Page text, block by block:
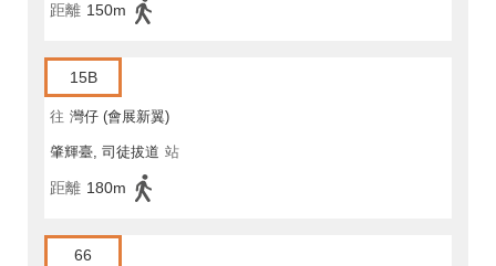
距離 150m
15B
往 灣仔 (會展新翼)
肇輝臺, 司徒拔道 站
距離 180m
66